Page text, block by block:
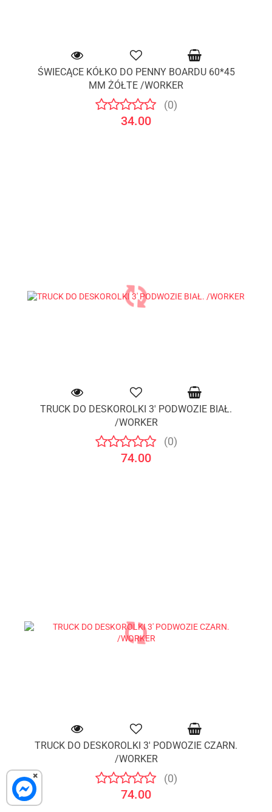
×
ŚWIECĄCE KÓŁKO DO PENNY BOARDU 60*45
MM ŻÓŁTE /WORKER
(0)
34.00
TRUCK DO DESKOROLKI 3' PODWOZIE BIAŁ.
/WORKER
(0)
74.00
TRUCK DO DESKOROLKI 3' PODWOZIE CZARN.
/WORKER
(0)
74.00